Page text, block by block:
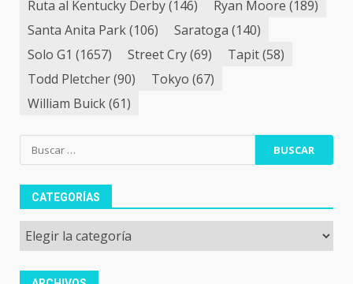
Ruta al Kentucky Derby(146) Ryan Moore (189)
Santa Anita Park(106) Saratoga (140)
Solo G1 (1657) Street Cry(69) Tapit(58)
Todd Pletcher(90) Tokyo (67)
William Buick(61)
Buscar:
CATEGORÍAS
Categorías